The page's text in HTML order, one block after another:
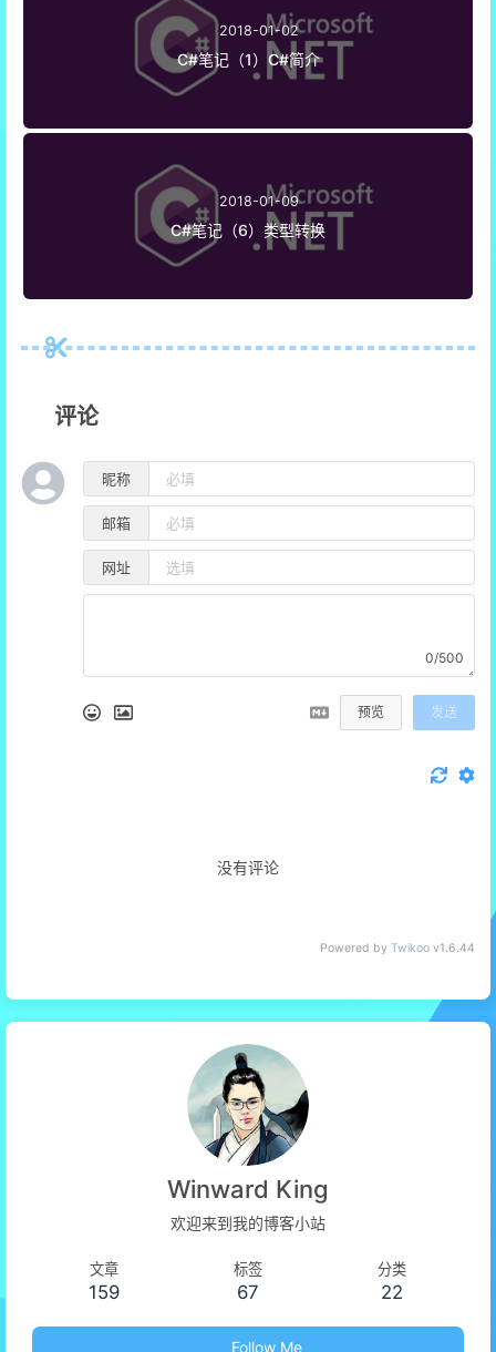
2018-01-02
C#笔记（1）C#简介
2018-01-09
C#笔记（6）类型转换
评论
昵称
邮箱
网址
0/500
预览 发送
没有评论
Powered by Twikoo v1.6.44
Winward King
欢迎来到我的博客小站
文章
159
标签
67
分类
22
Follow Me